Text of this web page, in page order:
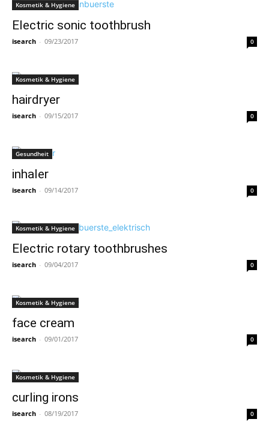
Kosmetik & Hygiene
Electric sonic toothbrush
isearch - 09/23/2017 0
Kosmetik & Hygiene
hairdryer
isearch - 09/15/2017 0
Gesundheit
inhaler
isearch - 09/14/2017 0
Kosmetik & Hygiene
Electric rotary toothbrushes
isearch - 09/04/2017 0
Kosmetik & Hygiene
face cream
isearch - 09/01/2017 0
Kosmetik & Hygiene
curling irons
isearch - 08/19/2017 0